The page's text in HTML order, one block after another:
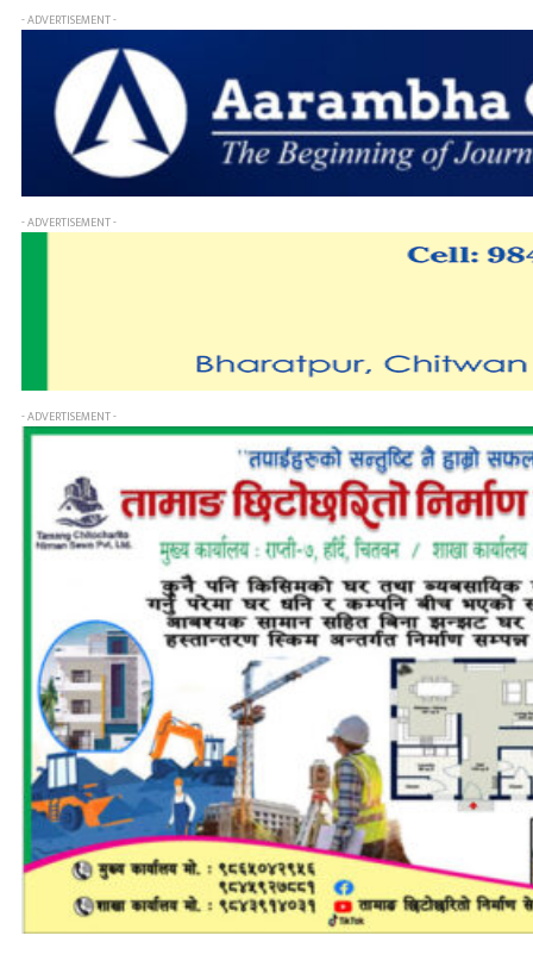
- ADVERTISEMENT -
- ADVERTISEMENT -
- ADVERTISEMENT -